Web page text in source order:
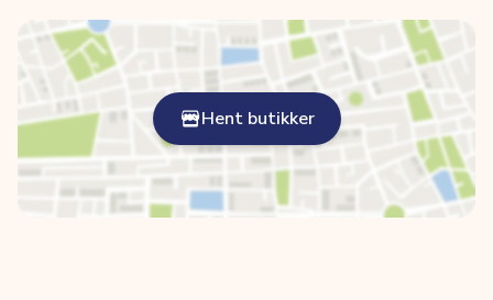
Hent butikker